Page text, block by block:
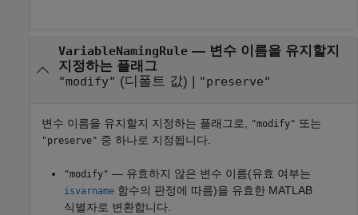
VariableNamingRule— 변수 이름을 유지할지
지정하는 플래그
"modify" (디폴트 값) | "preserve"
변수 이름을 유지할지 지정하는 플래그로, "modify" 또는
"preserve" 중 하나로 지정됩니다.
"modify" — 유효하지 않은 변수 이름(유효 여부는
isvarname 함수의 판정에 따름)을 유효한 MATLAB
식별자로 변환합니다.